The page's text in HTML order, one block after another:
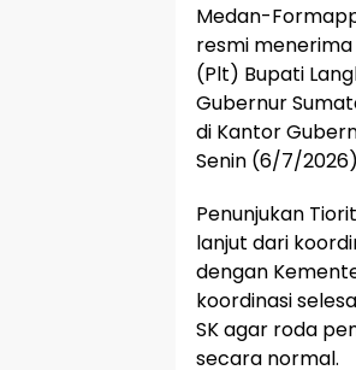
Medan-
resmi menerima
(Plt) Bupati
Gubernur
di Kantor
Senin (6/7/
Penunjukan
lanjut dari
dengan
koordinasi
SK agar roda
secara normal.